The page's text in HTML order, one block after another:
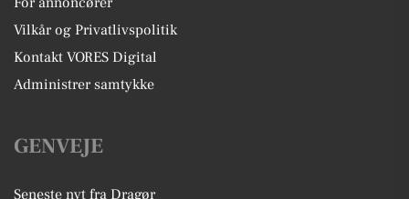
Vilkår og Privatlivspolitik
Kontakt VORES Digital
Administrer samtykke
GENVEJE
Seneste nyt fra Dragør